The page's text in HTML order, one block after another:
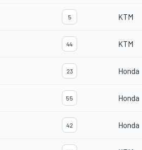
5 KTM
44 KTM
23 Honda
55 Honda
42 Honda